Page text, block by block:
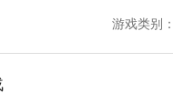
游戏类别